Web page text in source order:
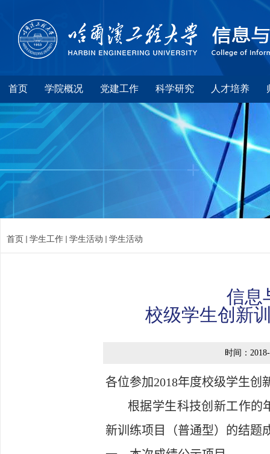
首页 学院概况 党建工作 科学研究 人才培养
首页 学生工作 学生活动 学生活动
信息
校级学生创新
时间：
各位参加2018年度校级学生创
根据学生科技创新工作的
新训练项目（普通型）的结题